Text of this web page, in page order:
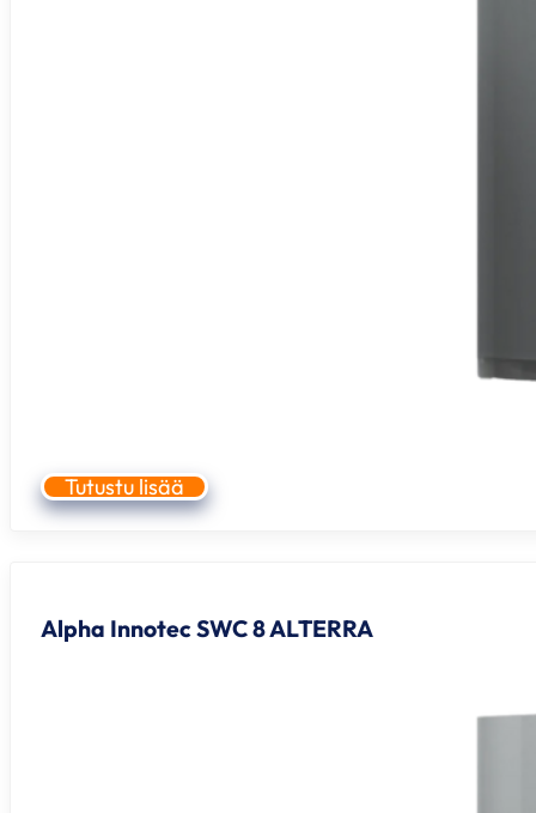
Tutustu lisää
Alpha Innotec SWC 8 ALTERRA